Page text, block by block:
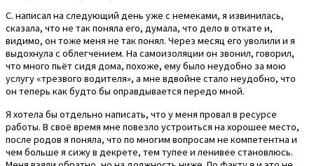
С. написал на следующий день уже с немеками, я извинилась,
сказала, что не так поняла его, думала, что дело в откате и,
видимо, он тоже меня не так понял. Через месяц его уволили и я
выдохнула с облегчением. На самоизоляции он звонил, говорил,
что много пьёт сидя дома, похоже, ему было неудобно за мою
услугу «трезвого водителя», а мне вдвойне стало неудобно, что
он теперь как будто бы оправдывается передо мной.
Я хотела бы отдельно написать, что у меня провал в ресурсе
работы. В своё время мне повезло устроиться на хорошее место,
после родов я поняла, что по многим вопросам не компетентна и
чем больше я сижу в декрете, тем тупее и ленивее становлюсь.